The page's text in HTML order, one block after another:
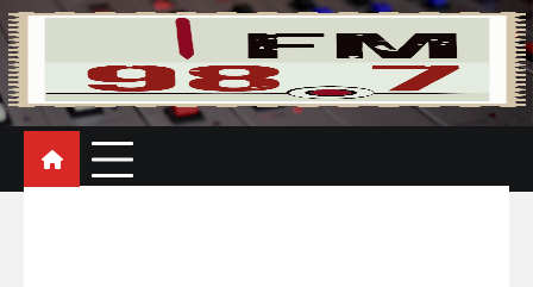
Skip
to
content
Un nuevo concepto en radio